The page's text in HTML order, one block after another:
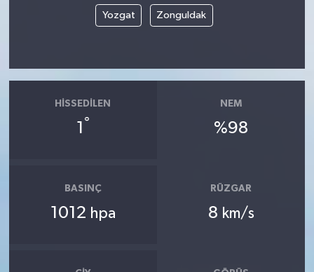
Yozgat Zonguldak
HISSEDILEN
1 °
NEM
%98
BASINÇ
1012 hpa
RÜZGAR
8 km/s